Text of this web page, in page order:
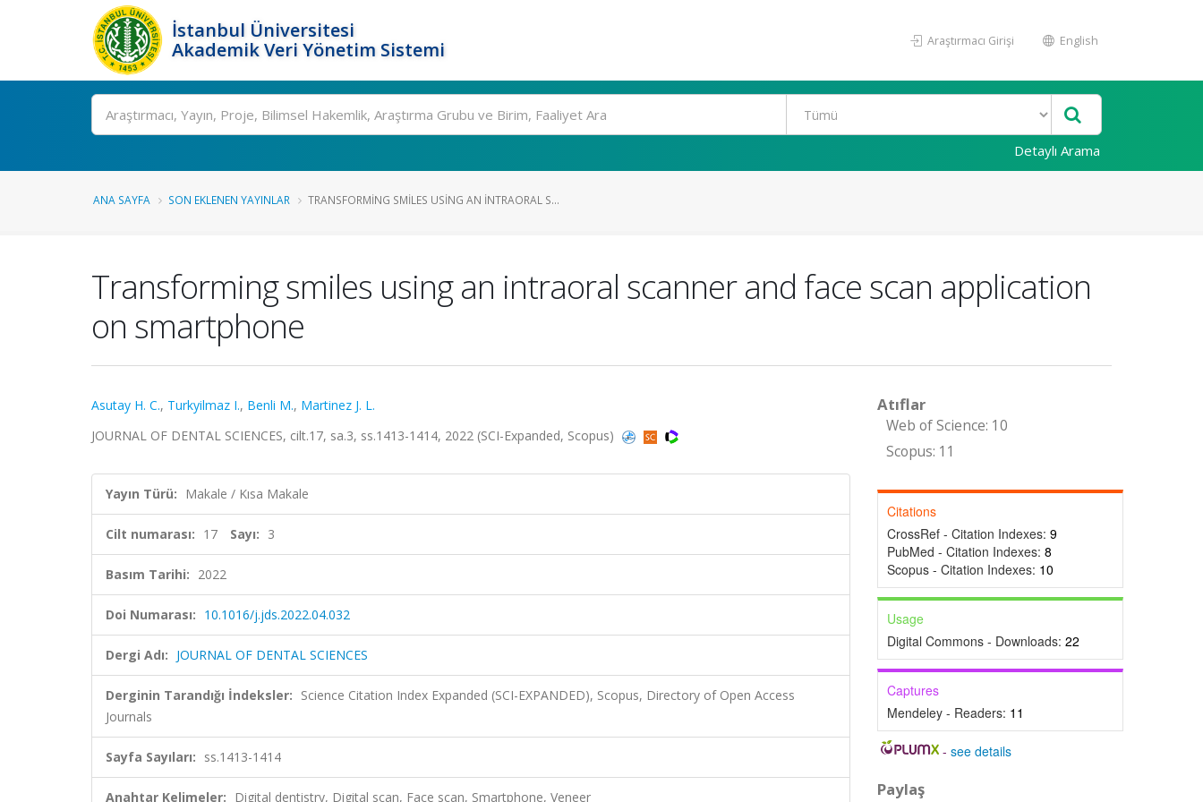
İstanbul Üniversitesi
Akademik Veri Yönetim Sistemi
Araştırmacı Girişi English
Ara
Detaylı Arama
ANA SAYFA SON EKLENEN YAYINLAR TRANSFORMING SMILES USING AN INTRAORAL S...
Transforming smiles using an intraoral scanner and face scan application
on smartphone
Asutay H. C., Turkyilmaz I., Benli M., Martinez J. L.
JOURNAL OF DENTAL SCIENCES, cilt.17, sa.3, ss.1413-1414, 2022 (SCI-Expanded, Scopus)
Yayın Türü: Makale / Kısa Makale
Cilt numarası: 17 Sayı: 3
Basım Tarihi: 2022
Doi Numarası: 10.1016/j.jds.2022.04.032
Dergi Adı: JOURNAL OF DENTAL SCIENCES
Derginin Tarandığı İndeksler: Science Citation Index Expanded (SCI-EXPANDED), Scopus, Directory of Open Access
Journals
Sayfa Sayıları: ss.1413-1414
Anahtar Kelimeler: Digital dentistry, Digital scan, Face scan, Smartphone, Veneer
Atıflar
Web of Science: 10
Scopus: 11
Citations
CrossRef - Citation Indexes: 9
PubMed - Citation Indexes: 8
Scopus - Citation Indexes: 10
Usage
Digital Commons - Downloads: 22
Captures
Mendeley - Readers: 11
-see details
Paylaş